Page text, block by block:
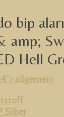
bip
amp;
Hell
allgemein
Silber